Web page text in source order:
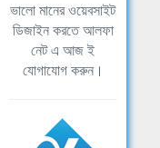
ভালো মানের ওয়েবসাইট
ডিজাইন করতে আলফা
নেট এ আজ ই
যোগাযোগ করুন।